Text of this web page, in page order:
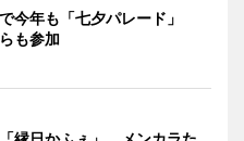
今年も「七夕パレード」
も参加